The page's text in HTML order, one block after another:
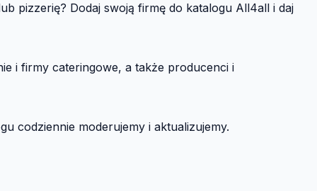
pizzerię? Dodaj swoją firmę do katalogu All4all i daj
i firmy cateringowe, a także producenci i
codziennie moderujemy i aktualizujemy.